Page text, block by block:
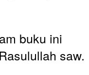
buku ini
saw.